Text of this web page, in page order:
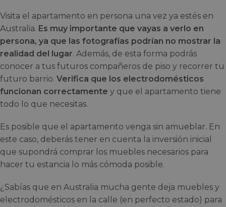
Visita el apartamento en persona una vez ya estés en
Australia. Es muy importante que vayas a verlo en
persona, ya que las fotografías podrían no mostrar la
realidad del lugar. Además, de esta forma podrás
conocer a tus futuros compañeros de piso y recorrer tu
futuro barrio. Verifica que los electrodomésticos
funcionan correctamente y que el apartamento tiene
todo lo que necesitas.
Es posible que el apartamento venga sin amueblar. En
este caso, deberás tener en cuenta la inversión inicial
que supondrá comprar los muebles necesarios para
hacer tu estancia lo más cómoda posible.
¿Sabías que en Australia mucha gente deja muebles y
electrodomésticos en la calle (en perfecto estado) para